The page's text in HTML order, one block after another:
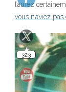
l’aurez
vous n’aviez
140